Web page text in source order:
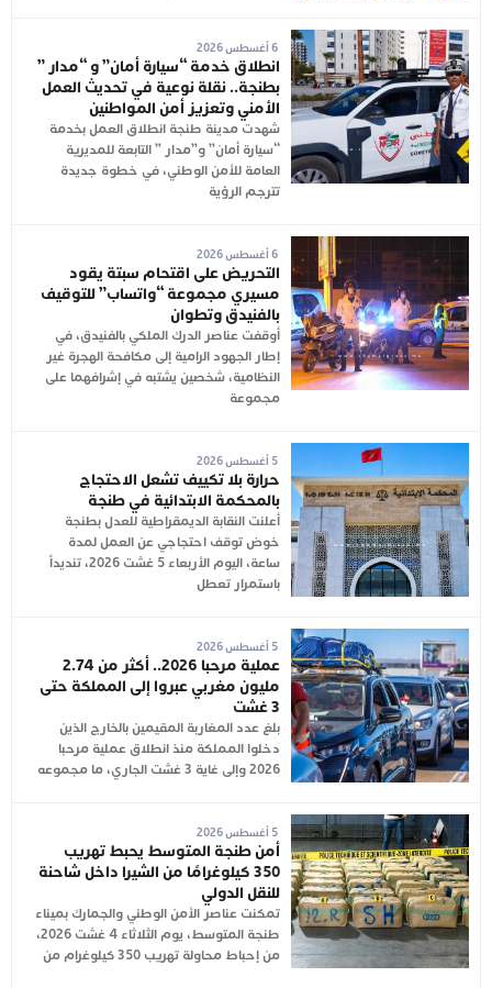
6 أغسطس 2026
انطلاق خدمة “سيارة أمان” و “مدار ”
بطنجة.. نقلة نوعية في تحديث العمل
الأمني وتعزيز أمن المواطنين
شهدت مدينة طنجة انطلاق العمل بخدمة
“سيارة أمان” و”مدار ” التابعة للمديرية
العامة للأمن الوطني، في خطوة جديدة
تترجم الرؤية
6 أغسطس 2026
التحريض على اقتحام سبتة يقود
مسيري مجموعة “واتساب” للتوقيف
بالفنيدق وتطوان
أوقفت عناصر الدرك الملكي بالفنيدق، في
إطار الجهود الرامية إلى مكافحة الهجرة غير
النظامية، شخصين يشتبه في إشرافهما على
مجموعة
5 أغسطس 2026
حرارة بلا تكييف تشعل الاحتجاج
بالمحكمة الابتدائية في طنجة
أعلنت النقابة الديمقراطية للعدل بطنجة
خوض توقف احتجاجي عن العمل لمدة
ساعة، اليوم الأربعاء 5 غشت 2026، تنديداً
باستمرار تعطل
5 أغسطس 2026
عملية مرحبا 2026.. أكثر من 2.74
مليون مغربي عبروا إلى المملكة حتى
3 غشت
بلغ عدد المغاربة المقيمين بالخارج الذين
دخلوا المملكة منذ انطلاق عملية مرحبا
2026 وإلى غاية 3 غشت الجاري، ما مجموعه
5 أغسطس 2026
أمن طنجة المتوسط يحبط تهريب
350 كيلوغرامًا من الشيرا داخل شاحنة
للنقل الدولي
تمكنت عناصر الأمن الوطني والجمارك بميناء
طنجة المتوسط، يوم الثلاثاء 4 غشت 2026،
من إحباط محاولة تهريب 350 كيلوغرام من